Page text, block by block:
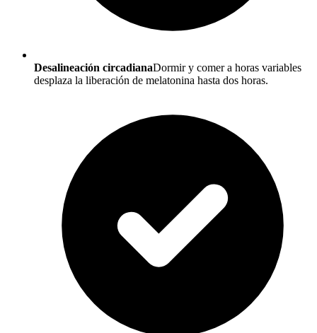
Desalineación circadianaDormir y comer a horas variables
desplaza la liberación de melatonina hasta dos horas.